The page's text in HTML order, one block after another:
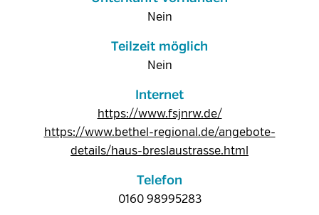
Nein
Teilzeit möglich
Nein
Internet
https://www.fsjnrw.de/
https://www.bethel-regional.de/angebote-
details/haus-breslaustrasse.html
Telefon
0160 98995283